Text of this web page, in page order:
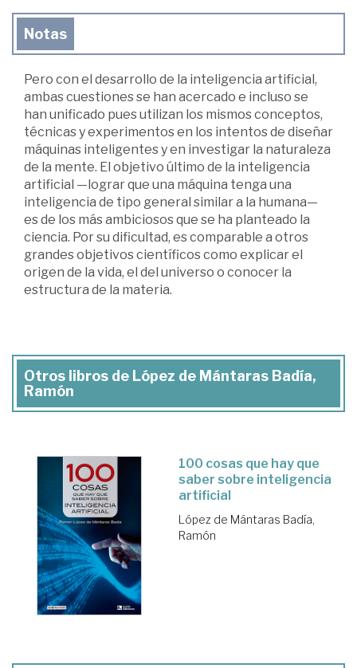
Notas
Pero con el desarrollo de la inteligencia artificial,
ambas cuestiones se han acercado e incluso se
han unificado pues utilizan los mismos conceptos,
técnicas y experimentos en los intentos de diseñar
máquinas inteligentes y en investigar la naturaleza
de la mente. El objetivo último de la inteligencia
artificial —lograr que una máquina tenga una
inteligencia de tipo general similar a la humana—
es de los más ambiciosos que se ha planteado la
ciencia. Por su dificultad, es comparable a otros
grandes objetivos científicos como explicar el
origen de la vida, el del universo o conocer la
estructura de la materia.
Otros libros de López de Mántaras Badía,
Ramón
100 cosas que hay que
saber sobre inteligencia
artificial
López de Mántaras Badía,
Ramón